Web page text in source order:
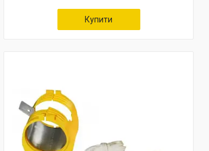
Купити